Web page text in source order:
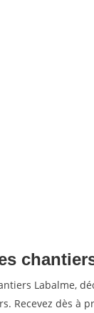
Labalme,
Recevez dès à